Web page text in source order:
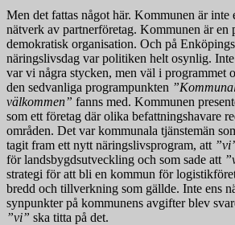
Men det fattas något här. Kommunen är inte
nätverk av partnerföretag. Kommunen är en
demokratisk organisation. Och på
näringslivsdag var politiken helt osynlig.
var vi några stycken, men väl i programmet
den sedvanliga programpunkten
välkommen” fanns med. Kommunen
som ett företag där olika befattningshavare
områden. Det var kommunala tjänstemän
tagit fram ett nytt näringslivsprogram, att
för landsbygdsutveckling och som sade att
strategi för att bli en kommun för
bredd och tillverkning som gällde. Inte ens
synpunkter på kommunens avgifter blev
”vi” ska titta på det.